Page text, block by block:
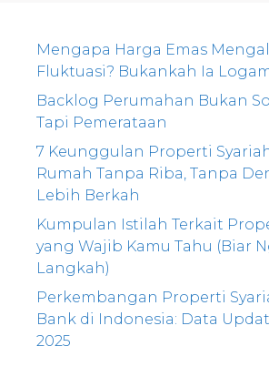
Mengapa Harga Emas
Fluktuasi? Bukankah Ia
Backlog Perumahan Bukan
Tapi Pemerataan
7 Keunggulan Properti
Rumah Tanpa Riba, Tanpa
Lebih Berkah
Kumpulan Istilah Terkait
yang Wajib Kamu Tahu (Biar
Langkah)
Perkembangan Properti
Bank di Indonesia: Data
2025